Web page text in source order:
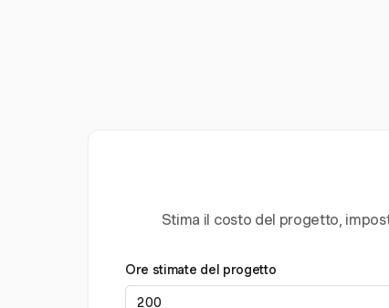
Stima il costo del progetto,
Ore stimate del progetto